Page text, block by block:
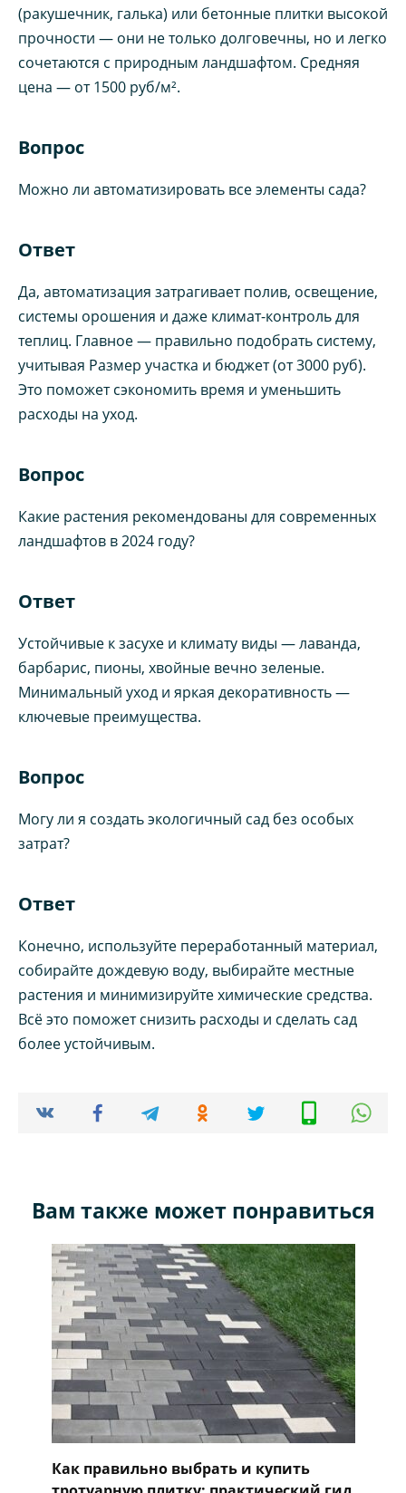
(ракушечник, галька) или бетонные плитки высокой
прочности — они не только долговечны, но и легко
сочетаются с природным ландшафтом. Средняя
цена — от 1500 руб/м².
Вопрос
Можно ли автоматизировать все элементы сада?
Ответ
Да, автоматизация затрагивает полив, освещение,
системы орошения и даже климат-контроль для
теплиц. Главное — правильно подобрать систему,
учитывая Размер участка и бюджет (от 3000 руб).
Это поможет сэкономить время и уменьшить
расходы на уход.
Вопрос
Какие растения рекомендованы для современных
ландшафтов в 2024 году?
Ответ
Устойчивые к засухе и климату виды — лаванда,
барбарис, пионы, хвойные вечно зеленые.
Минимальный уход и яркая декоративность —
ключевые преимущества.
Вопрос
Могу ли я создать экологичный сад без особых
затрат?
Ответ
Конечно, используйте переработанный материал,
собирайте дождевую воду, выбирайте местные
растения и минимизируйте химические средства.
Всё это поможет снизить расходы и сделать сад
более устойчивым.
Вам также может понравиться
Как правильно выбрать и купить